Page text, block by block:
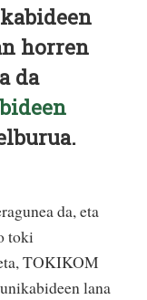
horren
da
da, eta
toki
TOKIKOM
lana